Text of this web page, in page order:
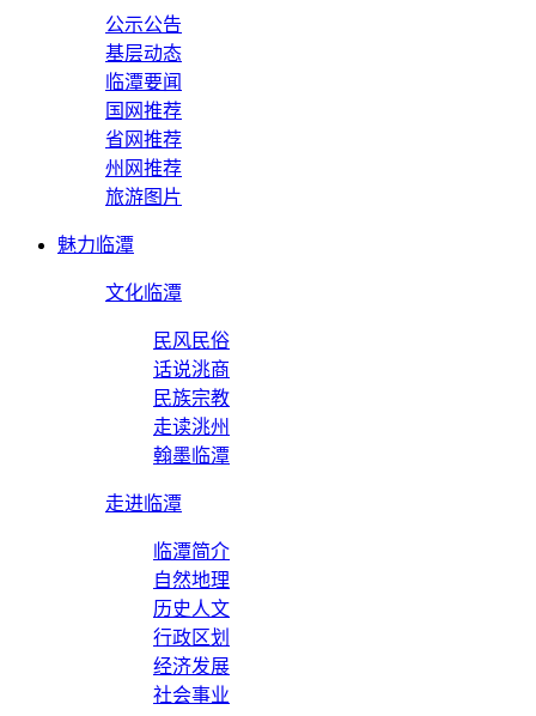
公示公告
基层动态
临潭要闻
国网推荐
省网推荐
州网推荐
旅游图片
魅力临潭
文化临潭
民风民俗
话说洮商
民族宗教
走读洮州
翰墨临潭
走进临潭
临潭简介
自然地理
历史人文
行政区划
经济发展
社会事业